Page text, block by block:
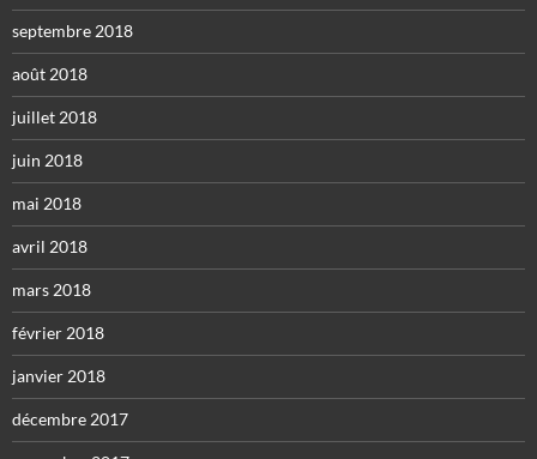
septembre 2018
août 2018
juillet 2018
juin 2018
mai 2018
avril 2018
mars 2018
février 2018
janvier 2018
décembre 2017